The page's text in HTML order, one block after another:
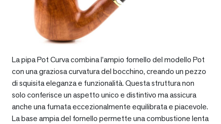
La pipa Pot Curva combina l’ampio fornello del modello Pot
con una graziosa curvatura del bocchino, creando un pezzo
di squisita eleganza e funzionalità. Questa struttura non
solo conferisce un aspetto unico e distintivo ma assicura
anche una fumata eccezionalmente equilibrata e piacevole.
La base ampia del fornello permette una combustione lenta